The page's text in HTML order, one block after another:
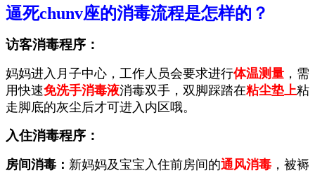
逼死chunv座的消毒流程是怎样的？
访客消毒程序：
妈妈进入月子中心，工作人员会要求进行体温测量 ，需
用快速免洗手消毒液消毒双手，双脚踩踏在粘尘垫上粘
走脚底的灰尘后才可进入内区哦。
入住消毒程序：
房间消毒： 新妈妈及宝宝入住前房间的通风消毒 ，被褥